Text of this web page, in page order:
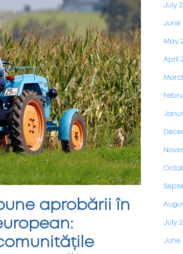
aprobării în
July
June
May
April
July
June